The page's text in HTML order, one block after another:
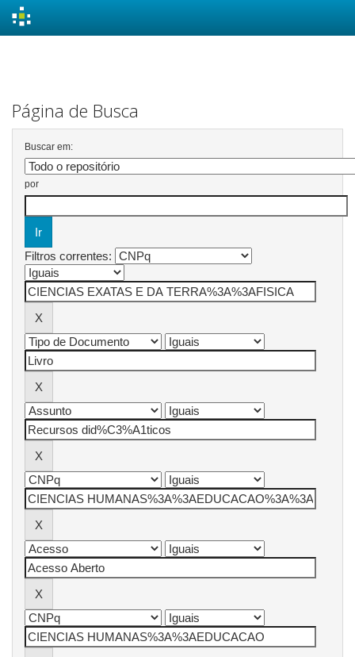
Página de Busca
Buscar em:
por
Filtros correntes: